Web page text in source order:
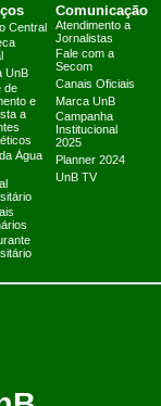
Central
UnB
de
e
a
Água
Comunicação
Atendimento a
Jornalistas
Fale com a
Secom
Canais Oficiais
Marca UnB
Campanha
Institucional
2025
Planner 2024
UnB TV